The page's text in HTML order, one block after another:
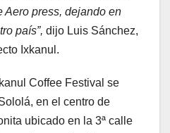
Aero press, dejando en
país”, dijo Luis Sánchez,
Ixkanul.
Coffee Festival se
en el centro de
ubicado en la 3ª calle